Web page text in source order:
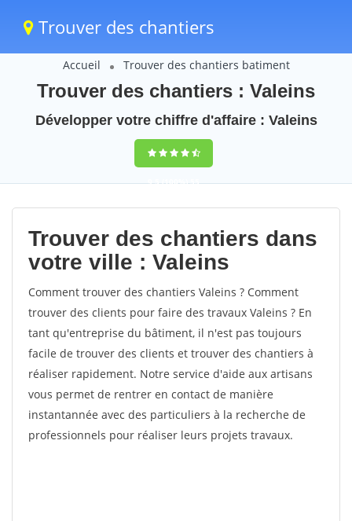
Trouver des chantiers
Accueil Trouver des chantiers batiment
Trouver des chantiers : Valeins
Développer votre chiffre d'affaire : Valeins
9,5(100%)55
votes
Trouver des chantiers dans
votre ville : Valeins
Comment trouver des chantiers Valeins ? Comment
trouver des clients pour faire des travaux Valeins ? En
tant qu'entreprise du bâtiment, il n'est pas toujours
facile de trouver des clients et trouver des chantiers à
réaliser rapidement. Notre service d'aide aux artisans
vous permet de rentrer en contact de manière
instantannée avec des particuliers à la recherche de
professionnels pour réaliser leurs projets travaux.